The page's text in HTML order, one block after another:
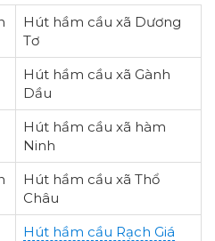
Hút hầm cầu xã Dương
Tơ
Hút hầm cầu xã Gành
Dầu
Hút hầm cầu xã hàm
Ninh
Hút hầm cầu xã Thổ
Châu
Hút hầm cầu Rạch Giá